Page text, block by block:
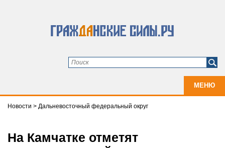
МЕНЮ
Новости > Дальневосточный федеральный округ
На Камчатке отметят